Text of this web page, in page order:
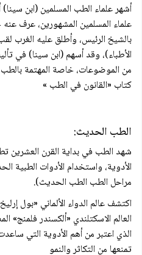
أشهر علماء الطب المسلمين (ابن
علماء المسلمين المشهورين، عرف
بالشيخ الرئيس، وأطلق عليه الغرب
الأطباء)، وقد أسهم (ابن سينا) في
من الموضوعات، خاصة المهتمة
کتاب «القانون في الطب »
الطب الحديث:
شهد الطب في بداية القرن العشرين
الأدوية، واستخدام الأدوات الطبية
مراحل الطب الطب الحديث).
اكتشف عالم الدواء الألماني «بول
العالم الاسكتلندي «ألكسندر فلمنج»
الذي اعتبر من أهم الأدوية التي
تمنعها من التكاثر والنمو